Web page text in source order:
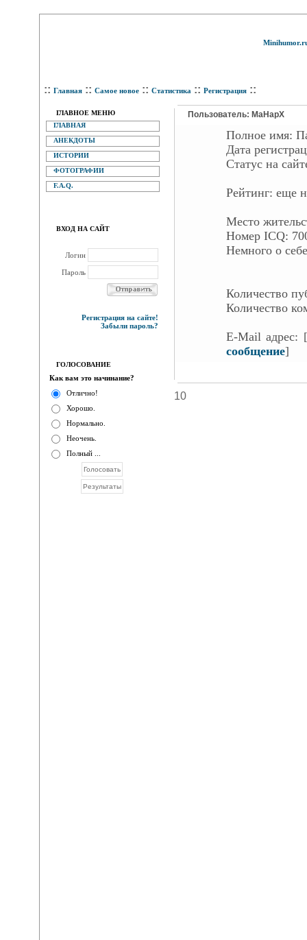
:: Главная :: Самое новое :: Статистика :: Регистрация ::
ГЛАВНОЕ МЕНЮ
ГЛАВНАЯ
АНЕКДОТЫ
ИСТОРИИ
ФОТОГРАФИИ
F.A.Q.
ВХОД НА САЙТ
Логин
Пароль
Регистрация на сайте!
Забыли пароль?
ГОЛОСОВАНИЕ
Как вам это начинание?
Отлично!
Хорошо.
Нормально.
Неочень.
Полный ...
Пользователь: MaHapX
Полное имя:
Дата
Статус на
Рейтинг: еще
Место
Номер ICQ:
Немного о
Количество
Количество
E-Mail адрес: [
сообщение]
10